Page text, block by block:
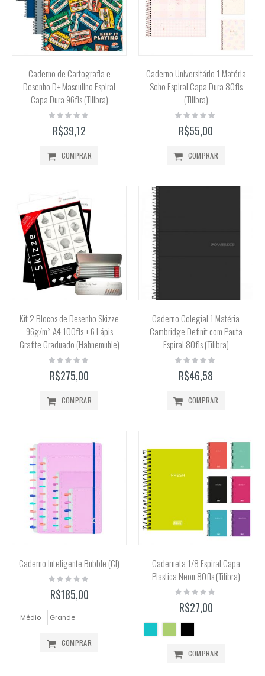
Caderno de Cartografia e
Desenho D+ Masculino Espiral
Capa Dura 96fls (Tilibra)
Rating:
0%
R$39,12
COMPRAR
Caderno Universitário 1 Matéria
Soho Espiral Capa Dura 80fls
(Tilibra)
Rating:
0%
R$55,00
COMPRAR
Kit 2 Blocos de Desenho Skizze
96g/m² A4 100fls + 6 Lápis
Grafite Graduado (Hahnemuhle)
Rating:
0%
R$275,00
COMPRAR
Caderno Colegial 1 Matéria
Cambridge Definit com Pauta
Espiral 80fls (Tilibra)
Rating:
0%
R$46,58
COMPRAR
Caderno Inteligente Bubble (CI)
Rating:
R$185,00
Médio Grande
COMPRAR
Caderneta 1/8 Espiral Capa
Plastica Neon 80fls (Tilibra)
Rating:
R$27,00
COMPRAR